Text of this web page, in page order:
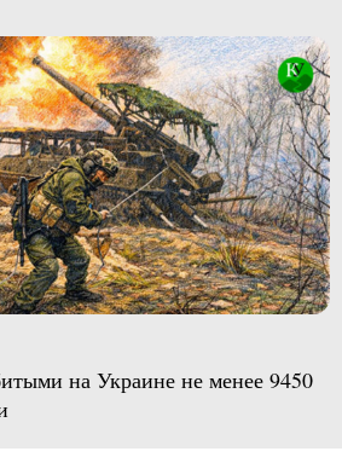
на Украине не менее 9450